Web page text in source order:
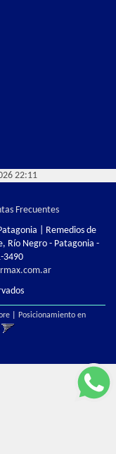
22:11
Frecuentes
| Remedios de
Río Negro - Patagonia -
3490
|
Posicionamiento en